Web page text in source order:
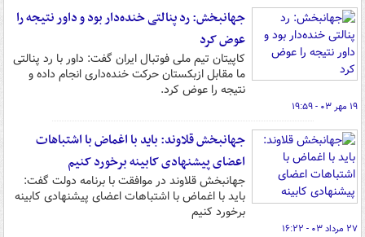
جهانبخش: رد پنالتی خنده‌دار بود و داور نتیجه را
عوض کرد
کاپیتان تیم ملی فوتبال ایران گفت: داور با رد پنالتی
ما مقابل ازبکستان حرکت خنده‌داری انجام داده و
نتیجه را عوض کرد.
۱۹ مهر ۰۳ - ۱۹:۵۹
جهانبخش قلاوند: باید با اغماض با اشتباهات
اعضای پیشنهادی کابینه برخورد کنیم
جهانبخش قلاوند در موافقت با برنامه دولت گفت:
باید با اغماض با اشتباهات اعضای پیشنهادی کابینه
برخورد کنیم
۲۷ مرداد ۰۳ - ۱۶:۲۲